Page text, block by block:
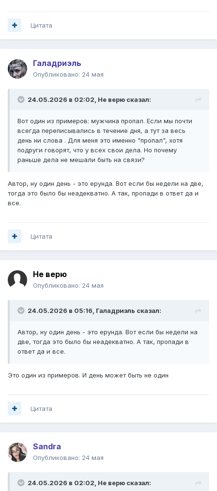
Цитата
Галадриэль
Опубликовано: 24 мая
24.05.2026 в 02:02, Не верю сказал:
Вот один из примеров: мужчина пропал. Если мы почти
всегда переписывались в течение дня, а тут за весь
день ни слова . Для меня это именно "пропал", хотя
подруги говорят, что у всех свои дела. Но почему
раньше дела не мешали быть на связи?
Автор, ну один день - это ерунда. Вот если бы недели на две,
тогда это было бы неадекватно. А так, пропади в ответ да и
все.
Цитата
Не верю
Опубликовано: 24 мая
24.05.2026 в 05:16, Галадриэль сказал:
Автор, ну один день - это ерунда. Вот если бы недели на
две, тогда это было бы неадекватно. А так, пропади в
ответ да и все.
Это один из примеров. И день может быть не один
Цитата
Sandrа
Опубликовано: 24 мая
24.05.2026 в 02:02, Не верю сказал: